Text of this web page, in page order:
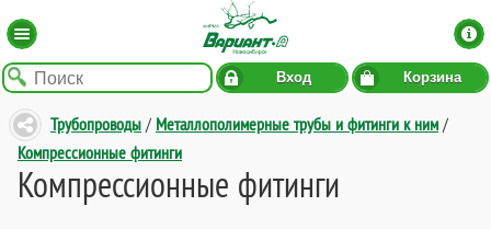
Вход Корзина
Трубопроводы / Металлополимерные трубы и фитинги к ним /
Компрессионные фитинги
Компрессионные фитинги